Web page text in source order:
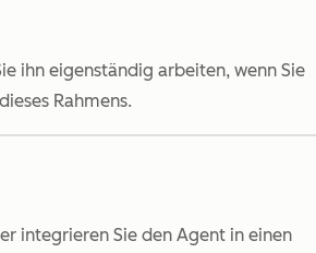
ihn eigenständig arbeiten, wenn Sie
Rahmens.
integrieren Sie den Agent in einen